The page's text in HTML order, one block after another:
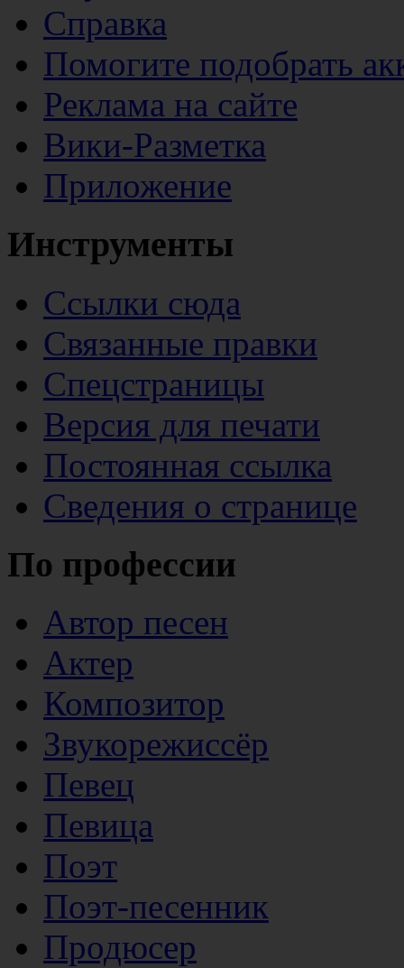
Справка
Помогите подобрать
Реклама на сайте
Вики-Разметка
Приложение
Инструменты
Ссылки сюда
Связанные правки
Спецстраницы
Версия для печати
Постоянная ссылка
Сведения о странице
По профессии
Автор песен
Актер
Композитор
Звукорежиссёр
Певец
Певица
Поэт
Поэт-песенник
Продюсер